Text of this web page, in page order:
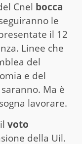
Cnel bocca
le
il 12
Linee che
del
e del
Ma è
lavorare.
voto
della Uil.